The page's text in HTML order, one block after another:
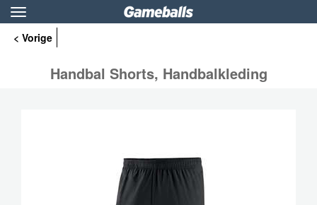
Toggle
navigation
< Vorige
Handbal Shorts, Handbalkleding